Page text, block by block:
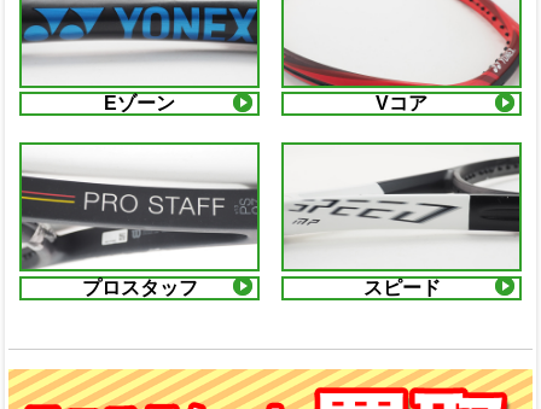
Eゾーン Vコア
プロスタッフ スピード